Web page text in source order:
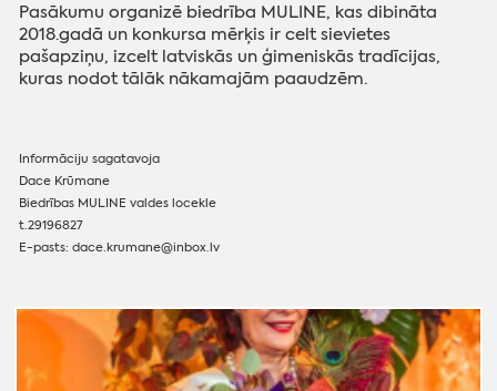
Pasākumu organizē biedrība MULINE, kas dibināta
2018.gadā un konkursa mērķis ir celt sievietes
pašapziņu, izcelt latviskās un ģimeniskās tradīcijas,
kuras nodot tālāk nākamajām paaudzēm.
Informāciju sagatavoja
Dace Krūmane
Biedrības MULINE valdes locekle
t.29196827
E-pasts: dace.krumane@inbox.lv